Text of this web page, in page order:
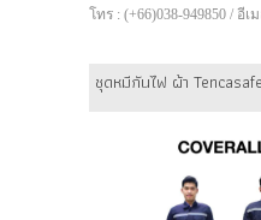
โทร : (+66)038-949850 / อีเม
ชุดหมีกันไฟ ผ้า